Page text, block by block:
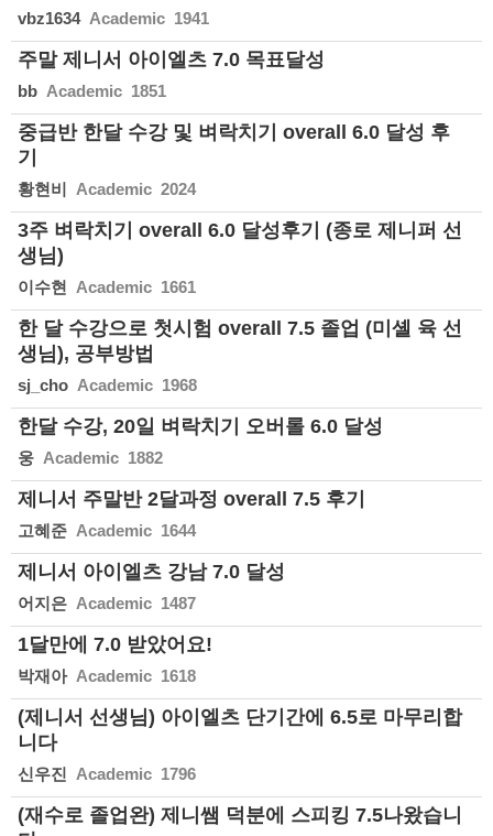
vbz1634 Academic 1941
주말 제니서 아이엘츠 7.0 목표달성
bb Academic 1851
중급반 한달 수강 및 벼락치기 overall 6.0 달성 후
기
황현비 Academic 2024
3주 벼락치기 overall 6.0 달성후기 (종로 제니퍼 선
생님)
이수현 Academic 1661
한 달 수강으로 첫시험 overall 7.5 졸업 (미셸 육 선
생님), 공부방법
sj_cho Academic 1968
한달 수강, 20일 벼락치기 오버롤 6.0 달성
웅 Academic 1882
제니서 주말반 2달과정 overall 7.5 후기
고혜준 Academic 1644
제니서 아이엘츠 강남 7.0 달성
어지은 Academic 1487
1달만에 7.0 받았어요!
박재아 Academic 1618
(제니서 선생님) 아이엘츠 단기간에 6.5로 마무리합
니다
신우진 Academic 1796
(재수로 졸업완) 제니쌤 덕분에 스피킹 7.5나왔습니